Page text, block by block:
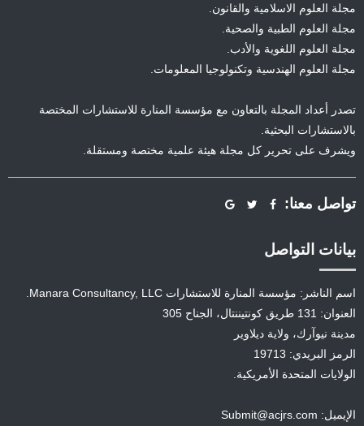
مجلة العلوم الاسلامية والقانون.
مجلة العلوم الطبية والصحية.
مجلة العلوم اللغوية والأدب.
مجلة العلوم الهندسية وتكنولوجيا المعلومات.
تصدر أعداد المجلة بالتعاون مع مؤسسة المنارة للاستشارات المختصة
بالاستشارات البحثية.
ويشرف على تحرير كل مجلة هيئة علمية مختصة ومستقلة.
تواصل معنا:
بيانات التواصل
اسم الناشر: مؤسسة المنارة للاستشارات Manara Consultancy, LLC.
العنوان: 131 طريق كونتيننتال، الجناح 305
مدينة نيوآرك، ولاية ديلاوير
الرمز البريدي: 19713
الولايات المتحدة الأمريكية.
الإيميل: Submit@acjrs.com